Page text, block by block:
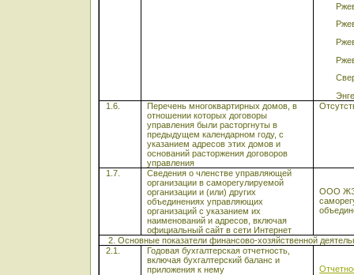
1.6.
Перечень многоквартирных домов, в
отношении которых договоры
управления были расторгнуты в
предыдущем календарном году, с
указанием адресов этих домов и
оснований расторжения договоров
управления
1.7.
Сведения о членстве управляющей
организации в саморегулируемой
организации и (или) других
объединениях управляющих
организаций с указанием их
наименований и адресов, включая
официальный сайт в сети Интернет
ООО
2. Основные показатели финансово-хозяйственной
2.1.
Годовая бухгалтерская отчетность,
включая бухгалтерский баланс и
приложения к нему